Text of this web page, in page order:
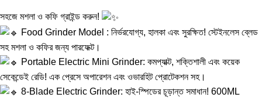
সহজে মশলা ও কফি গ্রাইন্ড করুন!
Food Grinder Model : নির্ভরযোগ্য, হালকা এবং সুরক্ষিত! স্টেইনলেস ব্লেড
সহ মশলা ও কফির জন্য পারফেক্ট।
Portable Electric Mini Grinder: কমপ্যাক্ট, শক্তিশালী এবং কয়েক
সেকেন্ডেই রেডি! এক প্রেসে অপারেশন এবং ওভারহিট প্রোটেকশন সহ।
8-Blade Electric Grinder: হাই-স্পিডের চূড়ান্ত সমাধান! 600ML